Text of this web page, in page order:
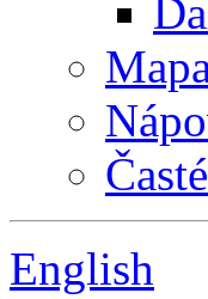
English